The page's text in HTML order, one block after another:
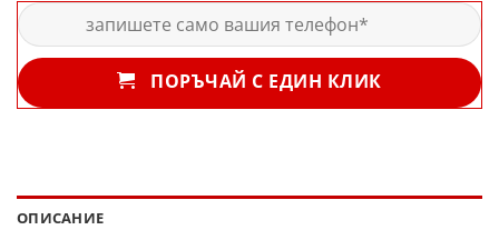
ПОРЪЧАЙ С ЕДИН КЛИК
ОПИСАНИЕ